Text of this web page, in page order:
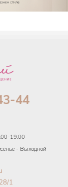
44
19:00
- Выходной
1